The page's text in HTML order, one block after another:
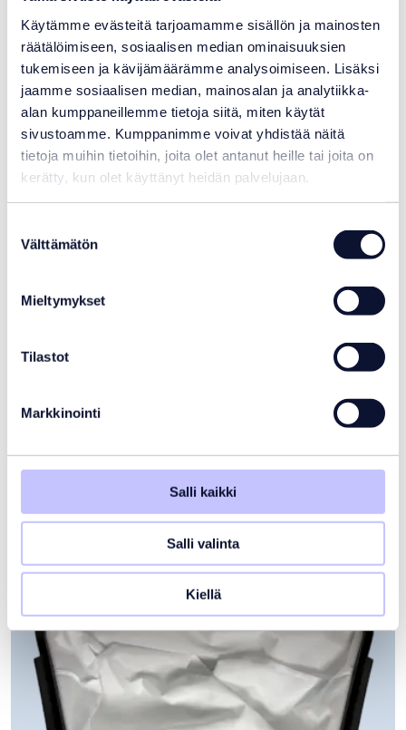
Käytämme evästeitä tarjoamamme sisällön ja mainosten
räätälöimiseen, sosiaalisen median ominaisuuksien
tukemiseen ja kävijämäärämme analysoimiseen. Lisäksi
jaamme sosiaalisen median, mainosalan ja analytiikka-
alan kumppaneillemme tietoja siitä, miten käytät
sivustoamme. Kumppanimme voivat yhdistää näitä
tietoja muihin tietoihin, joita olet antanut heille tai joita on
kerätty, kun olet käyttänyt heidän palvelujaan.
valinta
Välttämätön
Mieltymykset
Tilastot
Markkinointi
Salli kaikki
Salli valinta
Kiellä
Teleskooppivarsi
Alk.37,00€